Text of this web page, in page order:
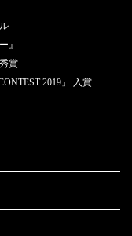
』
賞
2019」 入賞